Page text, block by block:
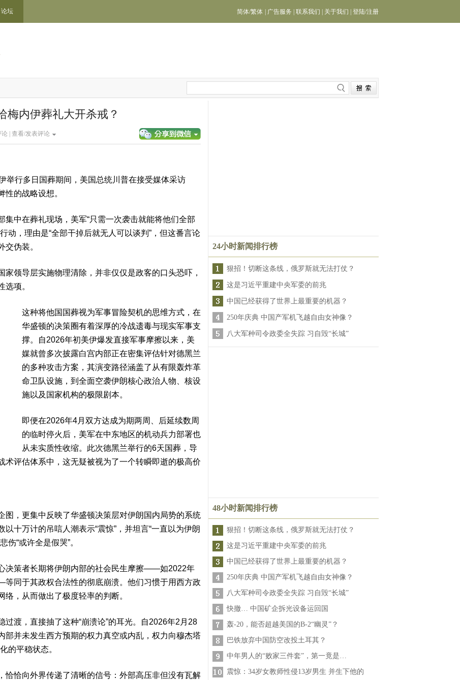
论坛 简体/繁体 广告服务 联系我们 关于我们 登陆/注册
梅内伊葬礼大开杀戒？
| 查看/发表评论
举行多日国葬期间，美国总统川普在接受媒体采访
性的战略设想。
集中在葬礼现场，美军“只需一次袭击就能将他们全部
动，理由是“全部干掉后就无人可以谈判”，但这番言论
交伪装。
领导层实施物理清除，并非仅仅是政客的口头恐吓，
选项。
这种将他国国葬视为军事冒险契机的思维方式，在
华盛顿的决策圈有着深厚的冷战遗毒与现实军事支
撑。自2026年初美伊爆发直接军事摩擦以来，美
媒就曾多次披露白宫内部正在密集评估针对德黑兰
的多种攻击方案，其演变路径涵盖了从有限轰炸革
命卫队设施，到全面空袭伊朗核心政治人物、核设
施以及国家机构的极限剧本。
即便在2026年4月双方达成为期两周、后延续数周
的临时停火后，美军在中东地区的机动兵力部署也
从未实质性收缩。此次德黑兰举行的6天国葬，导
术评估体系中，这无疑被视为了一个转瞬即逝的极高价
图，更集中反映了华盛顿决策层对伊朗国内局势的系统
十万计的吊唁人潮表示“震惊”，并坦言“一直以为伊朗
伤“或许全是假哭”。
决策者长期将伊朗内部的社会民生摩擦——如2022年
同于其政权合法性的彻底崩溃。他们习惯于用西方政
，从而做出了极度轻率的判断。
渡，直接抽了这种“崩溃论”的耳光。自2026年2月28
部并未发生西方预期的权力真空或内乱，权力向穆杰塔
的平稳状态。
恰恰向外界传递了清晰的信号：外部高压非但没有瓦解
24小时新闻排行榜
狠招！切断这条线，俄罗斯就无法打仗？
这是习近平重建中央军委的前兆
中国已经获得了世界上最重要的机器？
250年庆典 中国产军机飞越自由女神像？
八大军种司令政委全失踪 习自毁“长城”
48小时新闻排行榜
狠招！切断这条线，俄罗斯就无法打仗？
这是习近平重建中央军委的前兆
中国已经获得了世界上最重要的机器？
250年庆典 中国产军机飞越自由女神像？
八大军种司令政委全失踪 习自毁“长城”
快撤… 中国矿企拆光设备运回国
轰-20，能否超越美国的B-2“幽灵”？
巴铁放弃中国防空改投土耳其？
中年男人的“败家三件套”，第一竟是…
震惊：34岁女教师性侵13岁男生 并生下他的